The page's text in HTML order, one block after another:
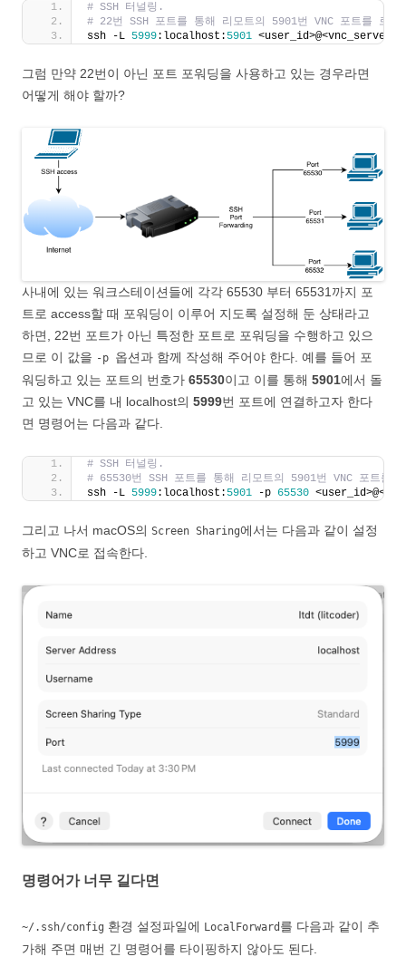
# SSH 터널링.
# 22번 SSH 포트를 통해 리모트의 5901번 VNC 포트를 로
ssh -L 5999:localhost: 5901
그럼 만약 22번이 아닌 포트 포워딩을 사용하고 있는 경우라면
어떻게 해야 할까?
사내에 있는 워크스테이션들에 각각 65530 부터 65531까지 포
트로 access할 때 포워딩이 이루어 지도록 설정해 둔 상태라고
하면, 22번 포트가 아닌 특정한 포트로 포워딩을 수행하고 있으
므로 이 값을 -p 옵션과 함께 작성해 주어야 한다. 예를 들어 포
워딩하고 있는 포트의 번호가 65530이고 이를 통해 5901에서 돌
고 있는 VNC를 내 localhost의 5999번 포트에 연결하고자 한다
면 명령어는 다음과 같다.
# SSH 터널링.
# 65530번 SSH 포트를 통해 리모트의 5901번 VNC 포트를
ssh -L 5999:localhost: 5901 -p 65530
그리고 나서 macOS의 Screen Sharing에서는 다음과 같이 설정
하고 VNC로 접속한다.
명령어가 너무 길다면
~/.ssh/config 환경 설정파일에 LocalForward 를 다음과 같이 추
가해 주면 매번 긴 명령어를 타이핑하지 않아도 된다.